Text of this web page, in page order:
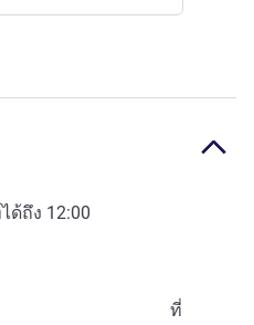
ด้ถึง 12:00
ที่